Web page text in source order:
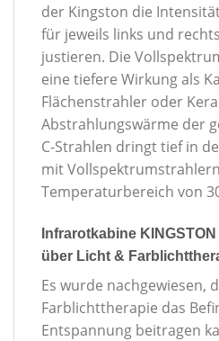
der Kingston die
für jeweils links und
justieren. Die
eine tiefere Wirkung als
Flächenstrahler oder
Abstrahlungswärme der
C-Strahlen dringt tief in
mit
Temperaturbereich von
Infrarotkabine
über Licht &
Es wurde nachgewiesen,
Farblichttherapie das
Entspannung beitragen